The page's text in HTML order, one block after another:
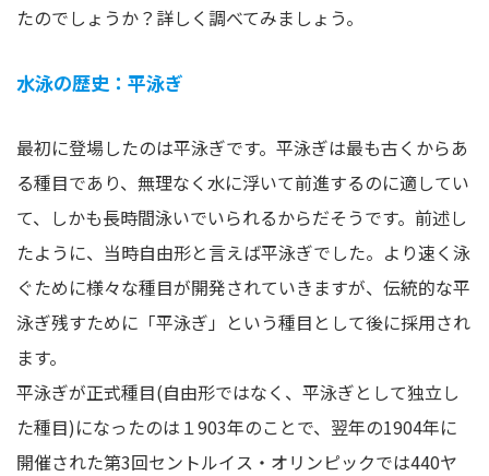
たのでしょうか？詳しく調べてみましょう。
水泳の歴史：平泳ぎ
最初に登場したのは平泳ぎです。平泳ぎは最も古くからあ
る種目であり、無理なく水に浮いて前進するのに適してい
て、しかも長時間泳いでいられるからだそうです。前述し
たように、当時自由形と言えば平泳ぎでした。より速く泳
ぐために様々な種目が開発されていきますが、伝統的な平
泳ぎ残すために「平泳ぎ」という種目として後に採用され
ます。
平泳ぎが正式種目(自由形ではなく、平泳ぎとして独立し
た種目)になったのは１903年のことで、翌年の1904年に
開催された第3回セントルイス・オリンピックでは440ヤ